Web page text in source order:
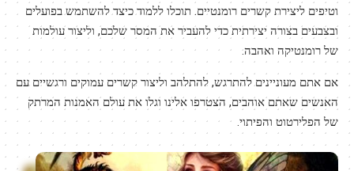
וטיפים ליצירת קשרים רומנטיים. תוכלו ללמוד כיצד להשתמש בפועלים
ובצבעים בצורה יצירתית כדי להעביר את המסר שלכם, וליצור עולמות
של רומנטיקה ואהבה.
אם אתם מעוניינים להתרגש, להתלהב וליצור קשרים עמוקים ורגשיים עם
האנשים שאתם אוהבים, הצטרפו אלינו וגלו את עולם האמנות המרתק
של הפלירטוט והפיתוי.